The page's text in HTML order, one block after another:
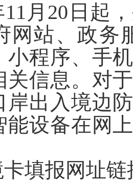
11月20日起
网站、政务
小程序、手
关信息。对
岸出入境边
能设备在网
填报网址链